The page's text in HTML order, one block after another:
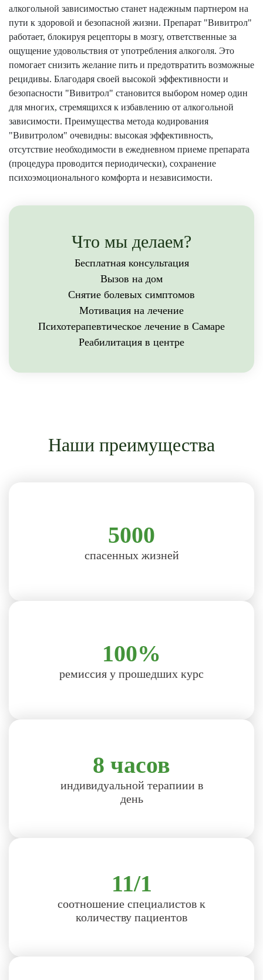
алкогольной зависимостью станет надежным партнером на
пути к здоровой и безопасной жизни. Препарат "Вивитрол"
работает, блокируя рецепторы в мозгу, ответственные за
ощущение удовольствия от употребления алкоголя. Это
помогает снизить желание пить и предотвратить возможные
рецидивы. Благодаря своей высокой эффективности и
безопасности "Вивитрол" становится выбором номер один
для многих, стремящихся к избавлению от алкогольной
зависимости. Преимущества метода кодирования
"Вивитролом" очевидны: высокая эффективность,
отсутствие необходимости в ежедневном приеме препарата
(процедура проводится периодически), сохранение
психоэмоционального комфорта и независимости.
Что мы делаем?
Бесплатная консультация
Вызов на дом
Снятие болевых симптомов
Мотивация на лечение
Психотерапевтическое лечение в Самаре
Реабилитация в центре
Наши преимущества
5000
спасенных жизней
100%
ремиссия у прошедших курс
8 часов
индивидуальной терапиии в
день
11/1
соотношение специалистов к
количеству пациентов